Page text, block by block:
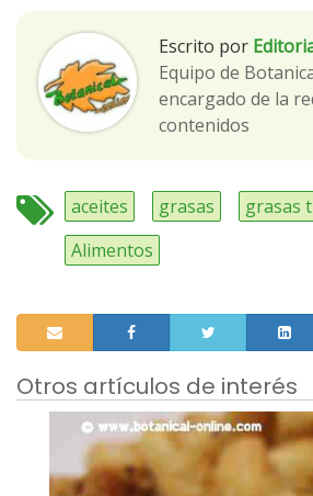
Escrito por
Equipo de
encargado de la
contenidos
aceites grasas
grasas
Alimentos
Otros artículos de interés